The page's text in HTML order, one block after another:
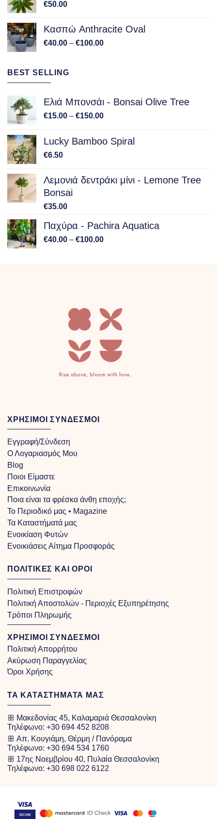
€50.00
Κασπώ Anthracite Oval
€40.00 – €100.00Price
BEST SELLING
Ελιά Μπονσάι - Bonsai Olive Tree
€15.00 – €150.00Price
€15.00
through
Lucky Bamboo Spiral
€6.50
Λεμονιά δεντράκι μίνι - Lemone Tree
Bonsai
€35.00
Παχύρα - Pachira Aquatica
€40.00 – €100.00Price
ΧΡΗΣΙΜΟΙ ΣΥΝΔΕΣΜΟΙ
Εγγραφή/Σύνδεση
Ο Λογαριασμός Μου
Blog
Ποιοι Είμαστε
Επικοινωνία
Ποια είναι τα φρέσκα άνθη εποχής;
Το Περιοδικό μας • Magazine
Τα Kαταστήματά μας
Ενοικίαση Φυτών
Ενοικιάσεις Αίτημα Προσφοράς
ΠΟΛΙΤΙΚΕΣ ΚΑΙ ΟΡΟΙ
Πολιτική Επιστροφών
Πολιτική Αποστολών - Περιοχές Εξυπηρέτησης
Τρόποι Πληρωμής
ΧΡΗΣΙΜΟΙ ΣΥΝΔΕΣΜΟΙ
Πολιτική Απορρήτου
Ακύρωση Παραγγελίας
Όροι Χρήσης
ΤΑ ΚΑΤΑΣΤΗΜΑΤΑ ΜΑΣ
ꕥ Μακεδονίας 45, Καλαμαριά Θεσσαλονίκη
Τηλέφωνο: +30 694 452 8208
ꕥ Απ. Κουγιάμη, Θέρμη / Πανόραμα
Τηλέφωνο: +30 694 534 1760
ꕥ 17ης Νοεμβρίου 40, Πυλαία Θεσσαλονίκη
Τηλέφωνο: +30 698 022 6122